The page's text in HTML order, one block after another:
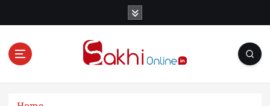
Online News Portal